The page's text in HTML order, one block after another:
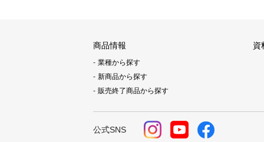
商品情報
業種から探す
新商品から探す
販売終了商品から探す
資
公式SNS